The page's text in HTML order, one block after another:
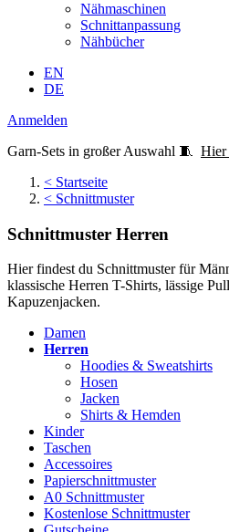
Nähmaschinen
Schnittanpassung
Nähbücher
EN
DE
Anmelden
Garn-Sets in großer Auswahl 🧵 Hier
< Startseite
< Schnittmuster
Schnittmuster Herren
Hier findest du Schnittmuster für
klassische Herren T-Shirts, lässige
Kapuzenjacken.
Damen
Herren
Hoodies & Sweatshirts
Hosen
Jacken
Shirts & Hemden
Kinder
Taschen
Accessoires
Papierschnittmuster
A0 Schnittmuster
Kostenlose Schnittmuster